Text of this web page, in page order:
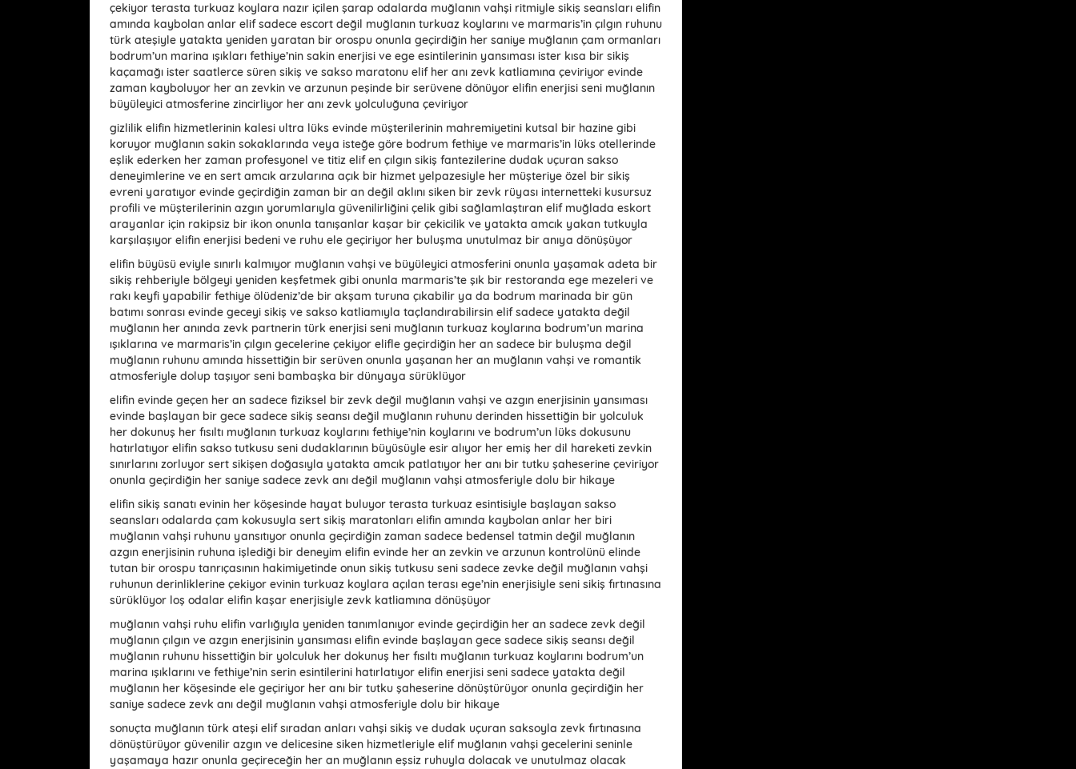
çekiyor terasta turkuaz koylara nazır içilen şarap odalarda muğlanın vahşi ritmiyle sikiş seansları elifin
amında kaybolan anlar elif sadece escort değil muğlanın turkuaz koylarını ve marmaris’in çılgın ruhunu
türk ateşiyle yatakta yeniden yaratan bir orospu onunla geçirdiğin her saniye muğlanın çam ormanları
bodrum’un marina ışıkları fethiye’nin sakin enerjisi ve ege esintilerinin yansıması ister kısa bir sikiş
kaçamağı ister saatlerce süren sikiş ve sakso maratonu elif her anı zevk katliamına çeviriyor evinde
zaman kayboluyor her an zevkin ve arzunun peşinde bir serüvene dönüyor elifin enerjisi seni muğlanın
büyüleyici atmosferine zincirliyor her anı zevk yolculuğuna çeviriyor
gizlilik elifin hizmetlerinin kalesi ultra lüks evinde müşterilerinin mahremiyetini kutsal bir hazine gibi
koruyor muğlanın sakin sokaklarında veya isteğe göre bodrum fethiye ve marmaris’in lüks otellerinde
eşlik ederken her zaman profesyonel ve titiz elif en çılgın sikiş fantezilerine dudak uçuran sakso
deneyimlerine ve en sert amcık arzularına açık bir hizmet yelpazesiyle her müşteriye özel bir sikiş
evreni yaratıyor evinde geçirdiğin zaman bir an değil aklını siken bir zevk rüyası internetteki kusursuz
profili ve müşterilerinin azgın yorumlarıyla güvenilirliğini çelik gibi sağlamlaştıran elif muğlada eskort
arayanlar için rakipsiz bir ikon onunla tanışanlar kaşar bir çekicilik ve yatakta amcık yakan tutkuyla
karşılaşıyor elifin enerjisi bedeni ve ruhu ele geçiriyor her buluşma unutulmaz bir anıya dönüşüyor
elifin büyüsü eviyle sınırlı kalmıyor muğlanın vahşi ve büyüleyici atmosferini onunla yaşamak adeta bir
sikiş rehberiyle bölgeyi yeniden keşfetmek gibi onunla marmaris’te şık bir restoranda ege mezeleri ve
rakı keyfi yapabilir fethiye ölüdeniz’de bir akşam turuna çıkabilir ya da bodrum marinada bir gün
batımı sonrası evinde geceyi sikiş ve sakso katliamıyla taçlandırabilirsin elif sadece yatakta değil
muğlanın her anında zevk partnerin türk enerjisi seni muğlanın turkuaz koylarına bodrum’un marina
ışıklarına ve marmaris’in çılgın gecelerine çekiyor elifle geçirdiğin her an sadece bir buluşma değil
muğlanın ruhunu amında hissettiğin bir serüven onunla yaşanan her an muğlanın vahşi ve romantik
atmosferiyle dolup taşıyor seni bambaşka bir dünyaya sürüklüyor
elifin evinde geçen her an sadece fiziksel bir zevk değil muğlanın vahşi ve azgın enerjisinin yansıması
evinde başlayan bir gece sadece sikiş seansı değil muğlanın ruhunu derinden hissettiğin bir yolculuk
her dokunuş her fısıltı muğlanın turkuaz koylarını fethiye’nin koylarını ve bodrum’un lüks dokusunu
hatırlatıyor elifin sakso tutkusu seni dudaklarının büyüsüyle esir alıyor her emiş her dil hareketi zevkin
sınırlarını zorluyor sert sikişen doğasıyla yatakta amcık patlatıyor her anı bir tutku şaheserine çeviriyor
onunla geçirdiğin her saniye sadece zevk anı değil muğlanın vahşi atmosferiyle dolu bir hikaye
elifin sikiş sanatı evinin her köşesinde hayat buluyor terasta turkuaz esintisiyle başlayan sakso
seansları odalarda çam kokusuyla sert sikiş maratonları elifin amında kaybolan anlar her biri
muğlanın vahşi ruhunu yansıtıyor onunla geçirdiğin zaman sadece bedensel tatmin değil muğlanın
azgın enerjisinin ruhuna işlediği bir deneyim elifin evinde her an zevkin ve arzunun kontrolünü elinde
tutan bir orospu tanrıçasının hakimiyetinde onun sikiş tutkusu seni sadece zevke değil muğlanın vahşi
ruhunun derinliklerine çekiyor evinin turkuaz koylara açılan terası ege’nin enerjisiyle seni sikiş fırtınasına
sürüklüyor loş odalar elifin kaşar enerjisiyle zevk katliamına dönüşüyor
muğlanın vahşi ruhu elifin varlığıyla yeniden tanımlanıyor evinde geçirdiğin her an sadece zevk değil
muğlanın çılgın ve azgın enerjisinin yansıması elifin evinde başlayan gece sadece sikiş seansı değil
muğlanın ruhunu hissettiğin bir yolculuk her dokunuş her fısıltı muğlanın turkuaz koylarını bodrum’un
marina ışıklarını ve fethiye’nin serin esintilerini hatırlatıyor elifin enerjisi seni sadece yatakta değil
muğlanın her köşesinde ele geçiriyor her anı bir tutku şaheserine dönüştürüyor onunla geçirdiğin her
saniye sadece zevk anı değil muğlanın vahşi atmosferiyle dolu bir hikaye
sonuçta muğlanın türk ateşi elif sıradan anları vahşi sikiş ve dudak uçuran saksoyla zevk fırtınasına
dönüştürüyor güvenilir azgın ve delicesine siken hizmetleriyle elif muğlanın vahşi gecelerini seninle
yaşamaya hazır onunla geçireceğin her an muğlanın eşsiz ruhuyla dolacak ve unutulmaz olacak